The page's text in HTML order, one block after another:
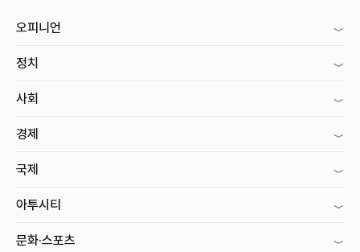
오피니언
정치
사회
경제
국제
아투시티
문화·스포츠